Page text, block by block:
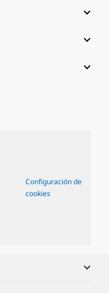
Configuración de
cookies